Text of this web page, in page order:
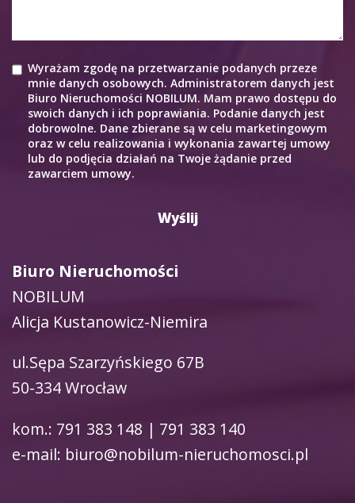
Wyrażam zgodę na przetwarzanie podanych przeze
mnie danych osobowych. Administratorem danych jest
Biuro Nieruchomości NOBILUM. Mam prawo dostępu do
swoich danych i ich poprawiania. Podanie danych jest
dobrowolne. Dane zbierane są w celu marketingowym
oraz w celu realizowania i wykonania zawartej umowy
lub do podjęcia działań na Twoje żądanie przed
zawarciem umowy.
Biuro Nieruchomości
NOBILUM
Alicja Kustanowicz-Niemira
ul.Sępa Szarzyńskiego 67B
50-334 Wrocław
kom.: 791 383 148 | 791 383 140
e-mail: biuro@nobilum-nieruchomosci.pl